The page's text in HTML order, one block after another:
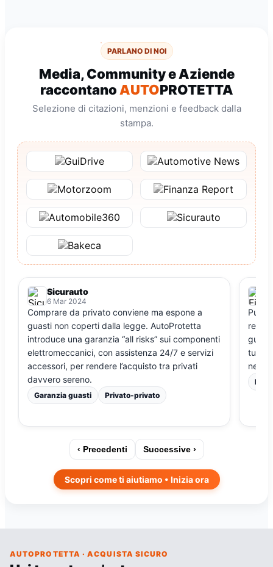
PARLANO DI NOI
Media, Community e Aziende
raccontano AUTOPROTETTA
Selezione di citazioni, menzioni e feedback dalla
stampa.
Sicurauto
6 Mar 2024
Comprare da privato conviene ma espone a
guasti non coperti dalla legge. AutoProtetta
introduce una garanzia “all risks” sui componenti
elettromeccanici, con assistenza 24/7 e servizi
accessori, per rendere l’acquisto tra privati
davvero sereno.
Garanzia guasti Privato-privato
tutela
‹ Precedenti Successive ›
Scopri come ti aiutiamo • Inizia ora
AUTOPROTETTA · ACQUISTA SICURO